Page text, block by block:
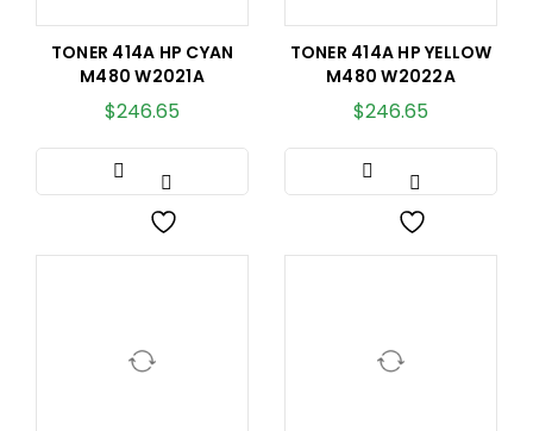
TONER 414A HP CYAN
M480 W2021A
$246.65
TONER 414A HP YELLOW
M480 W2022A
$246.65